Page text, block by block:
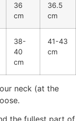
36
cm
36.5
cm
38-
40
cm
41-43
cm
neck (at the